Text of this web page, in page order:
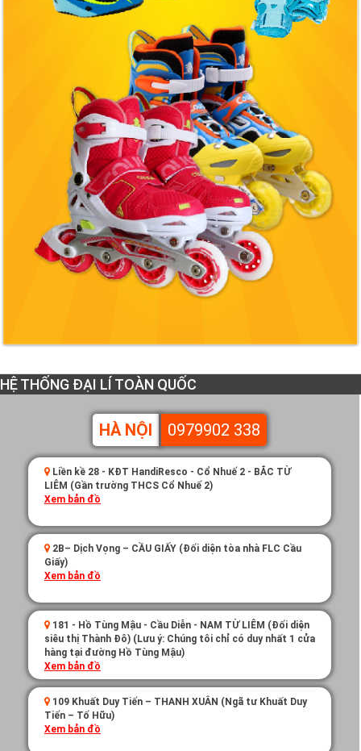
HỆ THỐNG ĐẠI LÍ TOÀN QUỐC
HÀ NỘI 0979902 338
Liền kề 28 - KĐT HandiResco - Cổ Nhuế 2 - BẮC TỪ
LIÊM (Gần trường THCS Cổ Nhuế 2)
Xem bản đồ
2B– Dịch Vọng – CẦU GIẤY (Đối diện tòa nhà FLC Cầu
Giấy)
Xem bản đồ
181 - Hồ Tùng Mậu - Cầu Diễn - NAM TỪ LIÊM (Đối diện
siêu thị Thành Đô) (Lưu ý: Chúng tôi chỉ có duy nhất 1 cửa
hàng tại đường Hồ Tùng Mậu)
Xem bản đồ
109 Khuất Duy Tiến – THANH XUÂN (Ngã tư Khuất Duy
Tiến – Tố Hữu)
Xem bản đồ